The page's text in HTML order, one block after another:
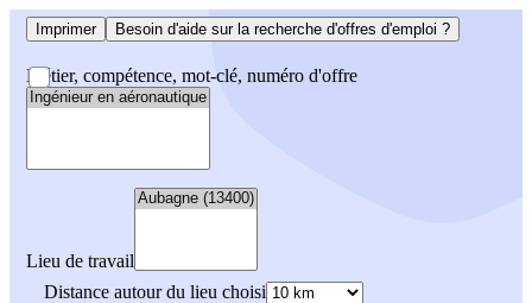
Imprimer Besoin d'aide sur la recherche d'offres d'emploi ?
Métier, compétence, mot-clé, numéro d'offre
Lieu de travail
Distance autour du lieu choisi